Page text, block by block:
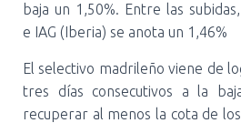
baja un 1,50%. Entre las
e IAG (Iberia) se anota un 1,46%
El selectivo madrileño viene de
tres días consecutivos a la
recuperar al menos la cota de